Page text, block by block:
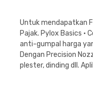
Untuk mendapatkan
Pajak. Pylox Basics •
anti-gumpal harga
Dengan Precision
plester, dinding dll.